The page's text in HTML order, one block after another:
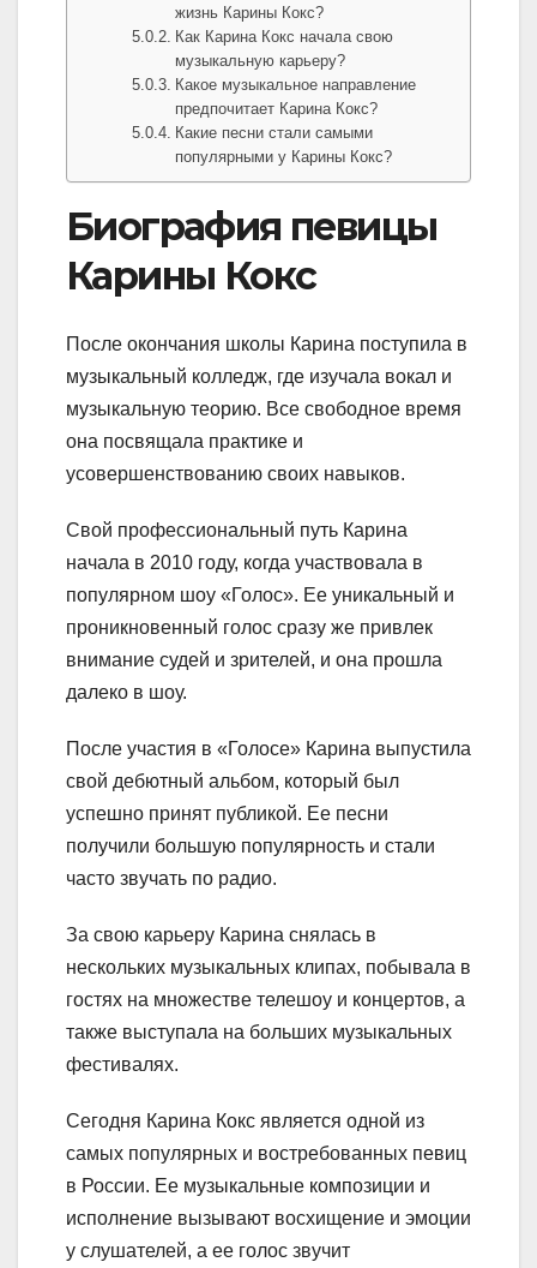
жизнь Карины Кокс?
Как Карина Кокс начала свою
музыкальную карьеру?
Какое музыкальное направление
предпочитает Карина Кокс?
Какие песни стали самыми
популярными у Карины Кокс?
Биография певицы
Карины Кокс
После окончания школы Карина поступила в
музыкальный колледж, где изучала вокал и
музыкальную теорию. Все свободное время
она посвящала практике и
усовершенствованию своих навыков.
Свой профессиональный путь Карина
начала в 2010 году, когда участвовала в
популярном шоу «Голос». Ее уникальный и
проникновенный голос сразу же привлек
внимание судей и зрителей, и она прошла
далеко в шоу.
После участия в «Голосе» Карина выпустила
свой дебютный альбом, который был
успешно принят публикой. Ее песни
получили большую популярность и стали
часто звучать по радио.
За свою карьеру Карина снялась в
нескольких музыкальных клипах, побывала в
гостях на множестве телешоу и концертов, а
также выступала на больших музыкальных
фестивалях.
Сегодня Карина Кокс является одной из
самых популярных и востребованных певиц
в России. Ее музыкальные композиции и
исполнение вызывают восхищение и эмоции
у слушателей, а ее голос звучит